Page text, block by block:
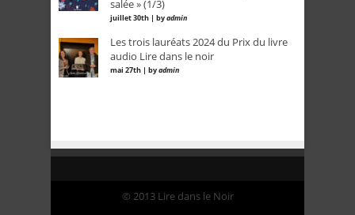
salée » (1/3)
juillet 30th | byadmin
Les trois lauréats 2024 du Prix du livre
audio Lire dans le noir
mai 27th | byadmin
© 2013 Lire dans le Noir